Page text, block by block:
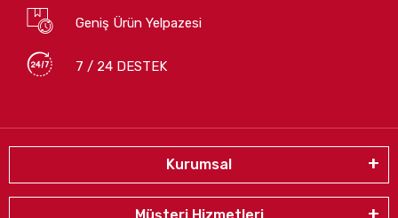
Geniş Ürün Yelpazesi
7 / 24 DESTEK
Kurumsal